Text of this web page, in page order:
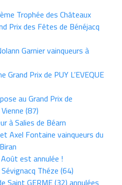
Trophée des Châteaux
Prix des Fêtes de Bénéjacq
Garnier vainqueurs à
Prix de PUY L’EVEQUE
au Grand Prix de
(87)
à Salies de Béarn
Axel Fontaine vainqueurs du
est annulée !
Théze (64)
Saint GERME (32) annulées